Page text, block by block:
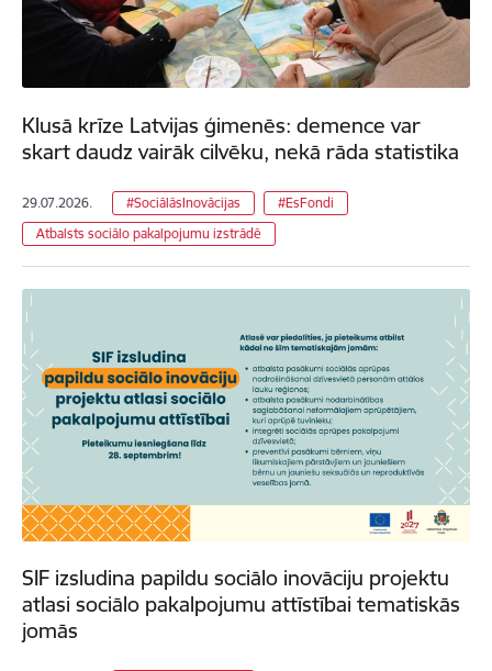
Klusā krīze Latvijas ģimenēs: demence var
skart daudz vairāk cilvēku, nekā rāda statistika
29.07.2026. #SociālāsInovācijas
#EsFondi
Atbalsts sociālo pakalpojumu izstrādē
SIF izsludina papildu sociālo inovāciju projektu
atlasi sociālo pakalpojumu attīstībai tematiskās
jomās